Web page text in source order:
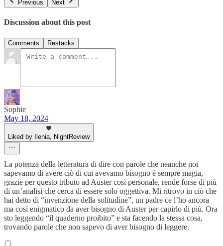
Previous
Next
Discussion about this post
Comments Restacks
Sophie
May 18, 2024
Liked by Ilenia, NightReview
La potenza della letteratura di dire con parole che neanche noi
sapevamo di avere ciò di cui avevamo bisogno è sempre magia,
grazie per questo tributo ad Auster così personale, rende forse di più
di un’analisi che cerca di essere solo oggettiva. Mi ritrovo in ciò che
hai detto di “invenzione della solitudine”, un padre ce l’ho ancora
ma così enigmatico da aver bisogno di Auster per capirlo di più. Ora
sto leggendo “il quaderno proibito” e sta facendo la stessa cosa,
trovando parole che non sapevo di aver bisogno di leggere.